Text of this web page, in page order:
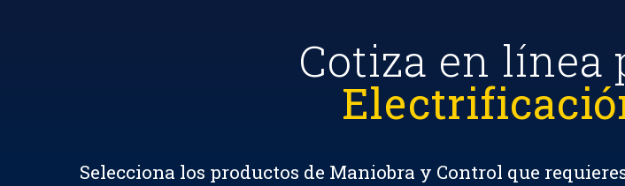
Cotiza en línea
Selecciona los productos de Maniobra y Control que